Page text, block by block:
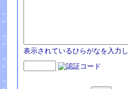
表示されているひらがなを入力